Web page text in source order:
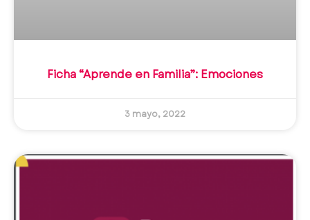
Ficha “Aprende en Familia”: Emociones
3 mayo, 2022